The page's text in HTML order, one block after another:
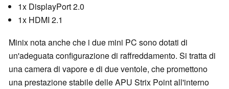
1x DisplayPort 2.0
1x HDMI 2.1
Minix nota anche che i due mini PC sono dotati di
un'adeguata configurazione di raffreddamento. Si tratta di
una camera di vapore e di due ventole, che promettono
una prestazione stabile delle APU Strix Point all'interno